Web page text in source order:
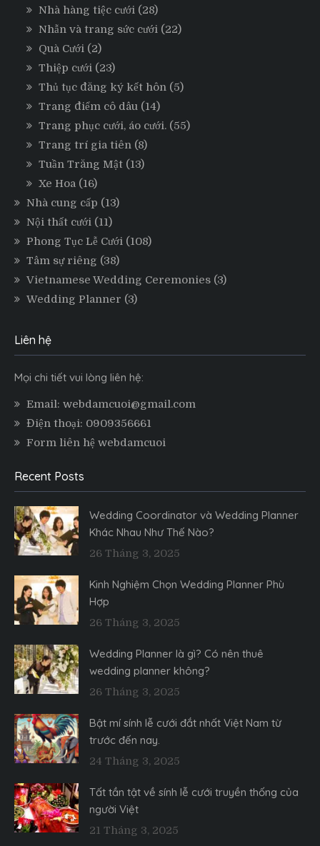
Nhà hàng tiệc cưới (28)
Nhẫn và trang sức cưới (22)
Quà Cưới (2)
Thiệp cưới (23)
Thủ tục đăng ký kết hôn (5)
Trang điểm cô dâu (14)
Trang phục cưới, áo cưới. (55)
Trang trí gia tiên (8)
Tuần Trăng Mật (13)
Xe Hoa (16)
Nhà cung cấp (13)
Nội thất cưới (11)
Phong Tục Lễ Cưới (108)
Tâm sự riêng (38)
Vietnamese Wedding Ceremonies (3)
Wedding Planner (3)
Liên hệ
Mọi chi tiết vui lòng liên hệ:
Email: webdamcuoi@gmail.com
Điện thoại: 0909356661
Form liên hệ webdamcuoi
Recent Posts
Wedding Coordinator và Wedding Planner
Khác Nhau Như Thế Nào?
26 Tháng 3, 2025
Kinh Nghiệm Chọn Wedding Planner Phù
Hợp
26 Tháng 3, 2025
Wedding Planner là gì? Có nên thuê
wedding planner không?
26 Tháng 3, 2025
Bật mí sính lễ cưới đắt nhất Việt Nam từ
trước đến nay.
24 Tháng 3, 2025
Tất tần tật về sính lễ cưới truyền thống của
người Việt
21 Tháng 3, 2025